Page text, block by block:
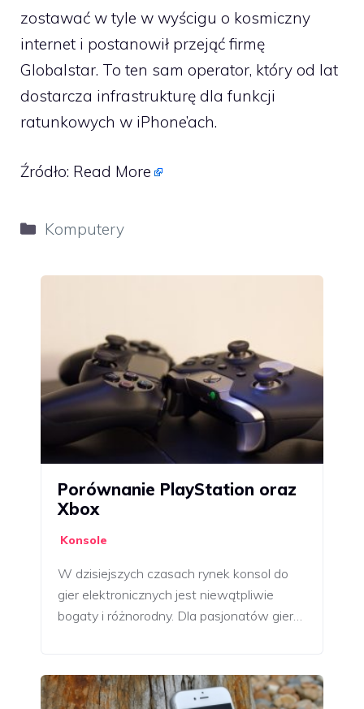
zostawać w tyle w wyścigu o kosmiczny
internet i postanowił przejąć firmę
Globalstar. To ten sam operator, który od lat
dostarcza infrastrukturę dla funkcji
ratunkowych w iPhone’ach.
Źródło: Read More
Kategorie
Komputery
Porównanie PlayStation oraz
Xbox
Konsole
W dzisiejszych czasach rynek konsol do
gier elektronicznych jest niewątpliwie
bogaty i różnorodny. Dla pasjonatów gier…